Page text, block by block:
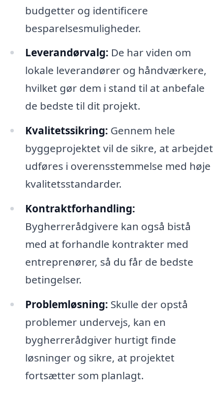
budgetter og identificere
besparelsesmuligheder.
Leverandørvalg: De har viden om
lokale leverandører og håndværkere,
hvilket gør dem i stand til at anbefale
de bedste til dit projekt.
Kvalitetssikring: Gennem hele
byggeprojektet vil de sikre, at arbejdet
udføres i overensstemmelse med høje
kvalitetsstandarder.
Kontraktforhandling:
Bygherrerådgivere kan også bistå
med at forhandle kontrakter med
entreprenører, så du får de bedste
betingelser.
Problemløsning: Skulle der opstå
problemer undervejs, kan en
bygherrerådgiver hurtigt finde
løsninger og sikre, at projektet
fortsætter som planlagt.